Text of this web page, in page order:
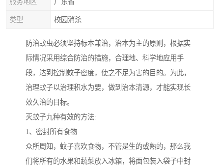
类型 校园消杀
防治蚊虫必须坚持标本兼治，治本为主的原则，根据实
际情况采用综合防治的措施，合理地、科学地应用手
段，达到控制蚊子密度，使之不足为害的目的。为此，
治理蚊子以治理积水为要，做到治本清源，才能实现长
效久治的目标。
灭蚊子九种有效的方法:
1、密封所有食物
众所周知，蚊子喜欢食物，不管是生的或熟的，那么我
们将所有的水果和蔬菜放入冰箱，将面包装入袋子中封